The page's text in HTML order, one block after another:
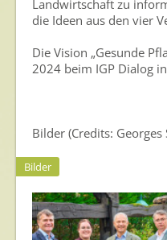
Landwirtschaft zu
die Ideen aus den vier
Die Vision „Gesunde
2024 beim IGP Dialog
Bilder (Credits: Georges
Bilder